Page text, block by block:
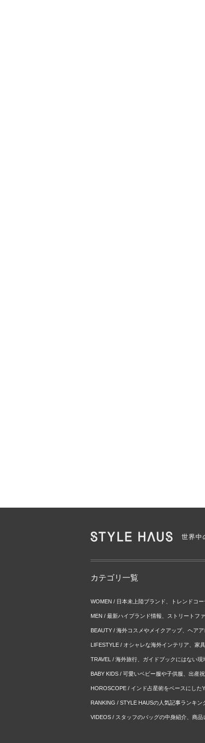
世界中
カテゴリ一覧
WOMEN / 日本未上陸ブランド、トレンドコ
MEN / 最新ハイブランド情報、ストリートフ
BEAUTY / 海外コスメやメイクアップ、ヘア
LIFESTYLE / オシャレな海外インテリア、家
TRAVEL / 海外旅行、ガイドブックにはない
BABY KIDS / 可愛いベビー服や子供服、出産
HOROSCOPE / インド占星術をベースにした
RANKING / STYLE HAUSの人気記事ランキン
VIDEOS / スタッフのバッグの中身紹介、商品